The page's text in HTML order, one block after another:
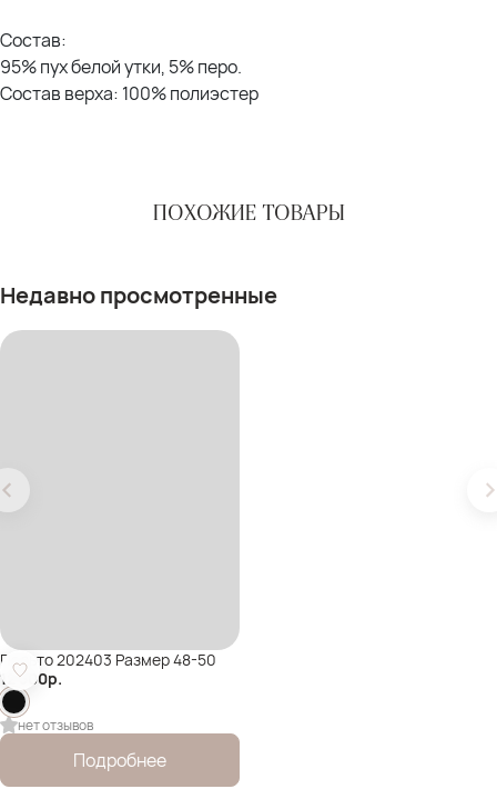
Состав:
95% пух белой утки, 5% перо.
Состав верха: 100% полиэстер
ПОХОЖИЕ ТОВАРЫ
Недавно просмотренные
Пальто 202403 Размер 48-50
12 500р.
нет отзывов
Подробнее